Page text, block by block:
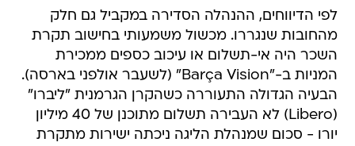
לפי הדיווחים, ההנהלה הסדירה במקביל גם חלק
מהחובות שנגררו. מכשול משמעותי בחישוב תקרת
השכר היה אי-תשלום או עיכוב כספים ממכירת
המניות ב-"Barça Vision" (לשעבר אולפני בארסה).
הבעיה הגדולה התעוררה כשהקרן הגרמנית "ליברו"
(Libero) לא העבירה תשלום מתוכנן של 40 מיליון
יורו - סכום שמנהלת הליגה ניכתה ישירות מתקרת